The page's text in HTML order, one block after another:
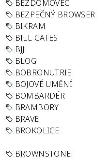
BEZDOMOVEC
BEZPEČNÝ BROWSER
BIKRAM
BILL GATES
BJJ
BLOG
BOBRONUTRIE
BOJOVÉ UMĚNÍ
BOMBARDÉR
BRAMBORY
BRAVE
BROKOLICE
BROWNSTONE